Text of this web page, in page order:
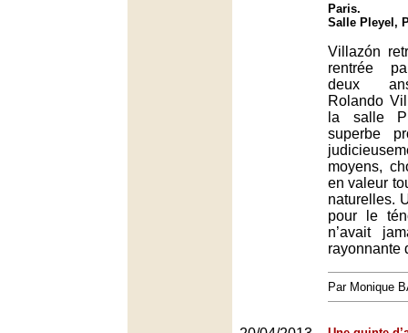
Paris.
Salle Pleyel,
Villazón
rentrée
deux
Rolando
la salle
superbe
moyens,
en valeur
naturelles.
pour le
n’avait
rayonnante
Par Monique